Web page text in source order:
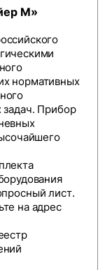
М»
нормативных
задач. Прибор
лист.
на адрес